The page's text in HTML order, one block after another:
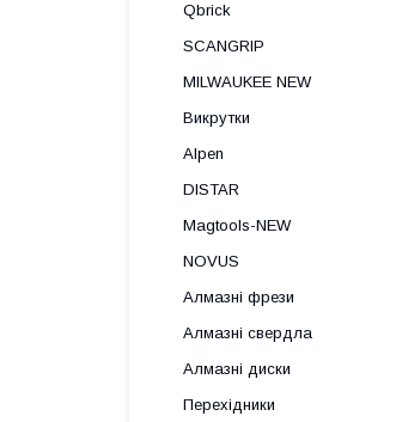
Qbrick
SCANGRIP
MILWAUKEE NEW
Викрутки
Alpen
DISTAR
Magtools-NEW
NOVUS
Алмазні фрези
Алмазні свердла
Алмазні диски
Перехідники